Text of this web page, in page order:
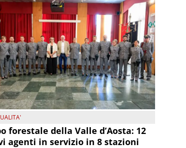
forestale della Valle d’Aosta: 12
agenti in servizio in 8 stazioni